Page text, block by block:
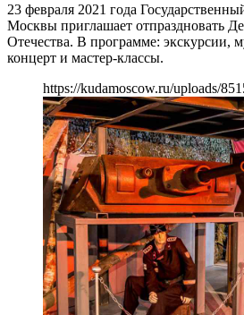
23 февраля 2021 года
Москвы приглашает отпраздновать
Отечества. В программе: экскурсии,
концерт и мастер-классы.
https://kudamoscow.ru/uploads/